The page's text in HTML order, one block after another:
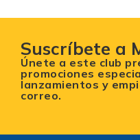
Suscríbete a
Únete a este club
promociones
lanzamientos y
correo.